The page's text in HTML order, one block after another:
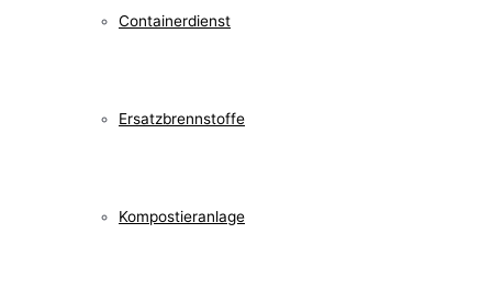
Containerdienst
Ersatzbrennstoffe
Kompostieranlage